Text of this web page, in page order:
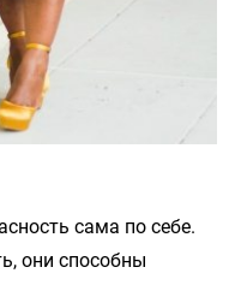
сама по себе.
они способны